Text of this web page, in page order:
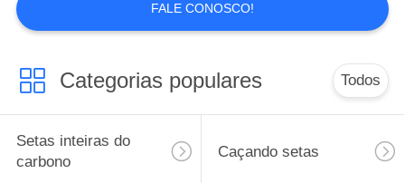
CONTROLE
QUALIDADE
CONTACTE-
NOS
FALE CONOSCO!
Categorias populares Todos
Setas inteiras do
carbono
Caçando setas